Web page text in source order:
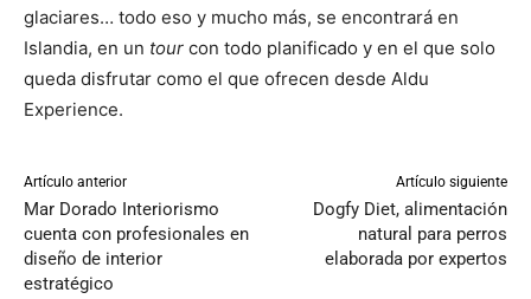
glaciares… todo eso y mucho más, se encontrará en
Islandia, en un tour con todo planificado y en el que solo
queda disfrutar como el que ofrecen desde Aldu
Experience.
Artículo anterior
Mar Dorado Interiorismo
cuenta con profesionales en
diseño de interior
estratégico
Artículo siguiente
Dogfy Diet, alimentación
natural para perros
elaborada por expertos